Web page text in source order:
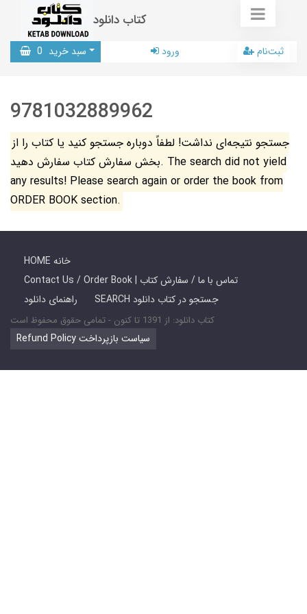
کتاب دانلود
سبد خرید 0 ورود ثبت‌نام
9781032889962
جستجو نتیجه‌ای نداشت! لطفاً دوباره جستجو کنید یا کتاب را از
بخش سفارش کتاب سفارش دهید. The search did not yield
any results! Please search again or order the book from
ORDER BOOK section.
HOME خانه
Contact Us / Order Book | تماس با ما / سفارش کتاب
راهنمای دانلود
SEARCH جستجو در کتاب دانلود
کتاب دانلود: از 1391 تا کنون - تمامی حقوق محفوظ است
Refund Policy سیاست بازپرداخت